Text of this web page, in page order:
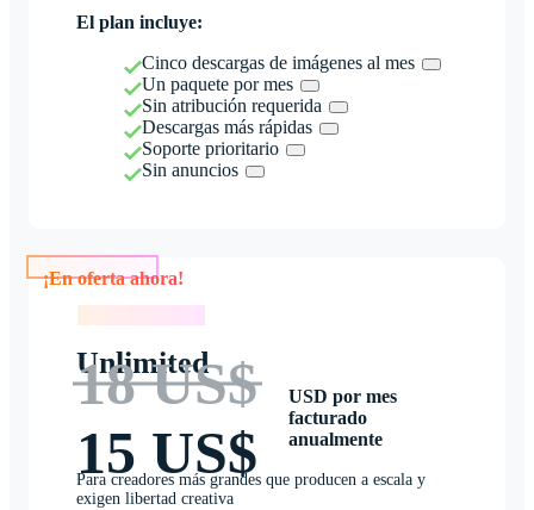
El plan incluye:
Cinco descargas de imágenes al mes
Un paquete por mes
Sin atribución requerida
Descargas más rápidas
Soporte prioritario
Sin anuncios
Unlimited
18 US$
15 US$
USD por mes
facturado
anualmente
Para creadores más grandes que producen a escala y
exigen libertad creativa